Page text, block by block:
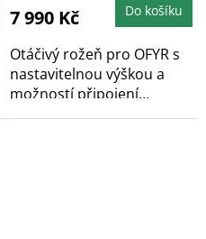
7 990 Kč Do košíku
Otáčivý rožeň pro OFYR s
nastavitelnou výškou a
možností připojení
motoru, pro modely...